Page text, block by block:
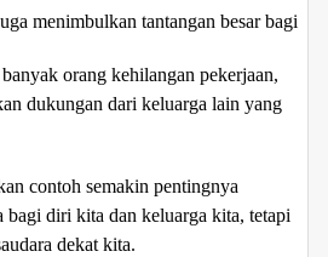
menimbulkan tantangan besar bagi
orang kehilangan pekerjaan,
dukungan dari keluarga lain yang
contoh semakin pentingnya
bagi diri kita dan keluarga kita, tetapi
dekat kita.